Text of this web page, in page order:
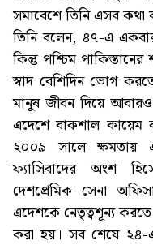
সমাবেশে তিনি এসব কথা
তিনি বলেন, ৪৭-এ একবার
কিন্তু পশ্চিম
স্বাদ বেশিদিন ভোগ
মানুষ জীবন দিয়ে
এদেশে বাকশাল কায়েম
২০০৯ সালে ক্ষমতায়
ফ্যাসিবাদের অংশ
দেশপ্রেমিক সেনা
এদেশকে নেতৃত্বশূন্য করতে
করা হয়। সব শেষে ২৪-